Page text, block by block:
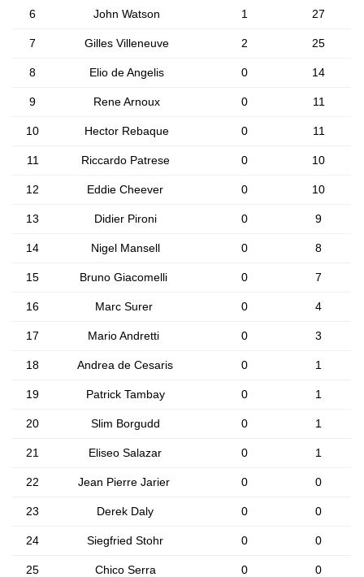
6 John Watson 1 27
7 Gilles Villeneuve 2 25
8 Elio de Angelis 0 14
9 Rene Arnoux 0 11
10 Hector Rebaque 0 11
11 Riccardo Patrese 0 10
12 Eddie Cheever 0 10
13 Didier Pironi 0 9
14 Nigel Mansell 0 8
15 Bruno Giacomelli 0 7
16 Marc Surer 0 4
17 Mario Andretti 0 3
18 Andrea de Cesaris 0 1
19 Patrick Tambay 0 1
20 Slim Borgudd 0 1
21 Eliseo Salazar 0 1
22 Jean Pierre Jarier 0 0
23 Derek Daly 0 0
24 Siegfried Stohr 0 0
25 Chico Serra 0 0